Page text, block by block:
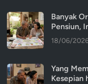
Banyak
Pensiun,
18/06/
Yang
Kesepian